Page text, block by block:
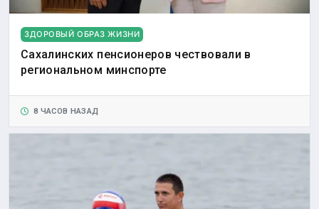
ЗДОРОВЫЙ ОБРАЗ ЖИЗНИ
Сахалинских пенсионеров чествовали в
региональном минспорте
8 ЧАСОВ НАЗАД